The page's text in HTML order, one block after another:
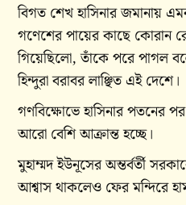
বিগত শেখ হাসিনার জমানায়
গণেশের পায়ের কাছে কোরান
গিয়েছিলো, তাঁকে পরে পাগল
হিন্দুরা বরাবর লাঞ্ছিত এই দেশে।
গণবিক্ষোভে হাসিনার পতনের পর
আরো বেশি আক্রান্ত হচ্ছে।
মুহাম্মদ ইউনূসের অম্তর্বর্তী
আশ্বাস থাকলেও ফের মন্দিরে